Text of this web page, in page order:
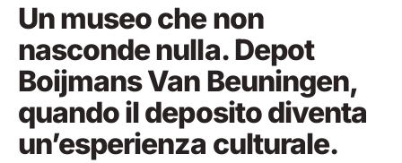
Un museo che non
nasconde nulla. Depot
Boijmans Van Beuningen,
quando il deposito diventa
un’esperienza culturale.